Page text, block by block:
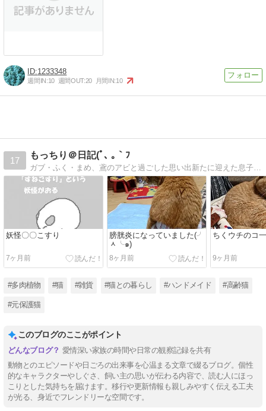
1233348
週間IN:10 週間OUT:20 月間IN:10
17
もっちり＠日記(ﾟ､ ｡｀ﾌ
妖怪〇〇こすり
7ヶ月前
膀胱炎になっていました(╯
ᆺ╰๑)
8ヶ月前
ちくウチのコ
9ヶ月前
#多肉植物 #猫 #雑貨 #猫との暮らし #ハンドメイド #高齢猫
#元保護猫
このブログのここがポイント
愛情深い家族の時間や日常の観察記録を共有
動物とのエピソードや日ごろの出来事を心温まる文章で綴るブログ。個性
的なキャラクターやしぐさ、飼い主の思いが伝わる内容で、読む人にほっ
こりとした気持ちを届けます。移行や更新情報も親しみやすく伝える工夫
が光る、身近でフレンドリーな空間です。